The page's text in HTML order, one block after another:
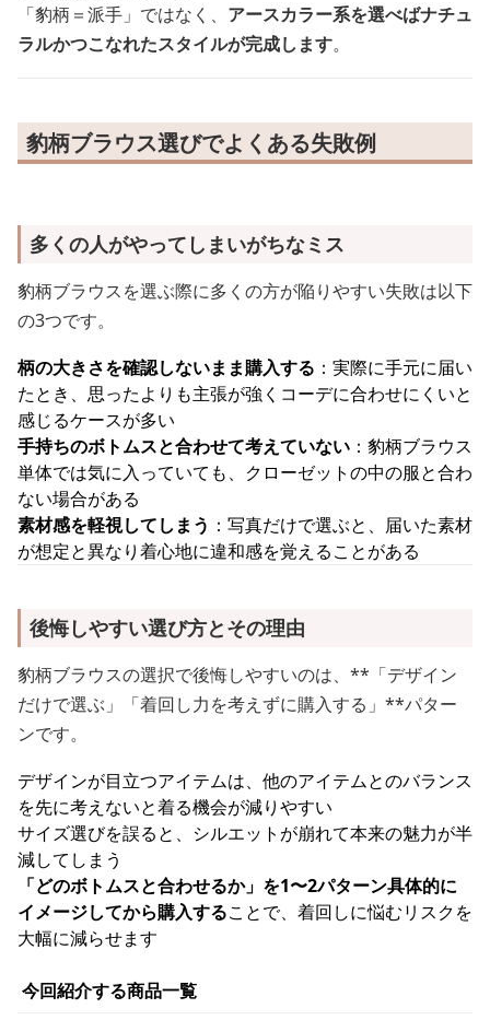
「豹柄＝派手」ではなく、 アースカラー系を選べばナチュ
ラルかつこなれたスタイルが完成します。
豹柄ブラウス選びでよくある失敗例
多くの人がやってしまいがちなミス
豹柄ブラウスを選ぶ際に多くの方が陥りやすい失敗は以下
の3つです。
柄の大きさを確認しないまま購入する ：実際に手元に届い
たとき、思ったよりも主張が強くコーデに合わせにくいと
感じるケースが多い
手持ちのボトムスと合わせて考えていない ：豹柄ブラウス
単体では気に入っていても、クローゼットの中の服と合わ
ない場合がある
素材感を軽視してしまう ：写真だけで選ぶと、届いた素材
が想定と異なり着心地に違和感を覚えることがある
後悔しやすい選び方とその理由
豹柄ブラウスの選択で後悔しやすいのは、**「デザイン
だけで選ぶ」「着回し力を考えずに購入する」**パター
ンです。
デザインが目立つアイテムは、他のアイテムとのバランス
を先に考えないと着る機会が減りやすい
サイズ選びを誤ると、シルエットが崩れて本来の魅力が半
減してしまう
「どのボトムスと合わせるか」を1〜2パターン具体的に
イメージしてから購入することで、着回しに悩むリスクを
大幅に減らせます
今回紹介する商品一覧